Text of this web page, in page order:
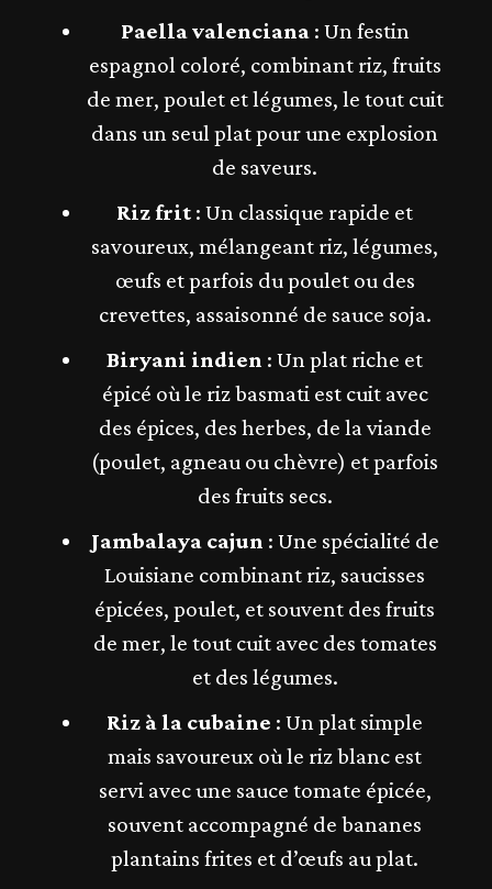
Paella valenciana: Un festin
espagnol coloré, combinant riz, fruits
de mer, poulet et légumes, le tout cuit
dans un seul plat pour une explosion
de saveurs.
Riz frit : Un classique rapide et
savoureux, mélangeant riz, légumes,
œufs et parfois du poulet ou des
crevettes, assaisonné de sauce soja.
Biryani indien : Un plat riche et
épicé où le riz basmati est cuit avec
des épices, des herbes, de la viande
(poulet, agneau ou chèvre) et parfois
des fruits secs.
Jambalaya cajun : Une spécialité de
Louisiane combinant riz, saucisses
épicées, poulet, et souvent des fruits
de mer, le tout cuit avec des tomates
et des légumes.
Riz à la cubaine : Un plat simple
mais savoureux où le riz blanc est
servi avec une sauce tomate épicée,
souvent accompagné de bananes
plantains frites et d’œufs au plat.